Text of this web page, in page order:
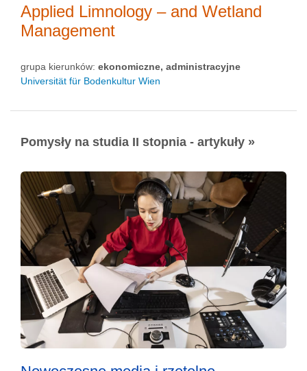
Applied Limnology – and Wetland
Management
grupa kierunków: ekonomiczne, administracyjne
Universität für Bodenkultur Wien
Pomysły na studia II stopnia - artykuły »